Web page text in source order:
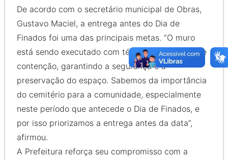
De acordo com o secretário municipal de Obras,
Gustavo Maciel, a entrega antes do Dia de
Finados foi uma das principais metas. “O muro
está sendo executado com técnicas modernas de
contenção, garantindo a segurança e a
preservação do espaço. Sabemos da importância
do cemitério para a comunidade, especialmente
neste período que antecede o Dia de Finados, e
por isso priorizamos a entrega antes da data”,
afirmou.
A Prefeitura reforça seu compromisso com a